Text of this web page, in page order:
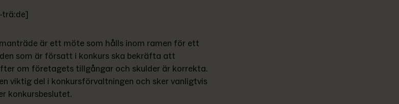
trä:de]
är ett möte som hålls inom ramen för ett
som är försatt i konkurs ska bekräfta att
om företagets tillgångar och skulder är korrekta.
viktig del i konkursförvaltningen och sker vanligtvis
konkursbeslutet.